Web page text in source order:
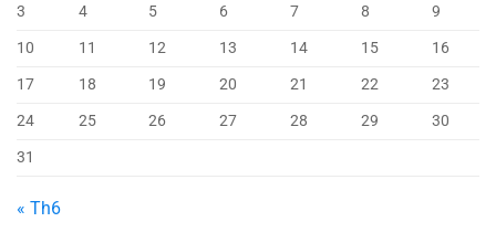
3
4 5 6 7 8
9
10
11 12 13 14 15
16
17
18 19 20 21 22
23
24
25 26 27 28 29
30
31
« Th6